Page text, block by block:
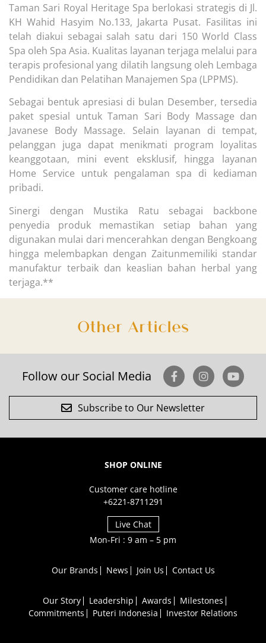
Taman Sari Royal Heritage Spa berlokasi strategis di Jl.
KH Wahid Hasyim No.133, Jakarta Pusat. Fasilitas ini
telah diakui sebagai salah satu dari 150 World Class
Spa oleh Spa Asia. Kualitas layanan terjaga melalui para
terapis profesional yang dilatih langsung oleh Lembaga
Pendidikan dan Pelatihan Manajemen Spa (LPPMS).
Sebagai bentuk apresiasi di bulan Desember, tersedia
paket spesial untuk Taman Sari Body Massage dan
Javanese Body Massage. Selain layanan di tempat,
pelanggan juga dapat menikmati program loyalitas
keanggotaan, mini event eksklusif, hingga layanan
Home Service untuk pengalaman spa di kediaman
pribadi.
Sinergi dengan Mustika Ratu sebagai backbone
penyedia produk memastikan setiap bahan yang
digunakan mulai dari mencerahkan dengan Bengkoang
hingga melembapkan dengan Zaitunmemiliki standar
manufaktur terbaik dan keaslian bahan herbal yang
terjaga.**
Other Articles
Follow our Social Media
Subscribe to Our Newsletter
SHOP ONLINE
Customer care hotline
+6221-8711291
Live Chat
Mon-Fri : 9 am – 5 pm
Our Brands News Join Us Contact Us
Our Story Leadership Awards
Milestones
Commitments
Puteri Indonesia Investor Relations